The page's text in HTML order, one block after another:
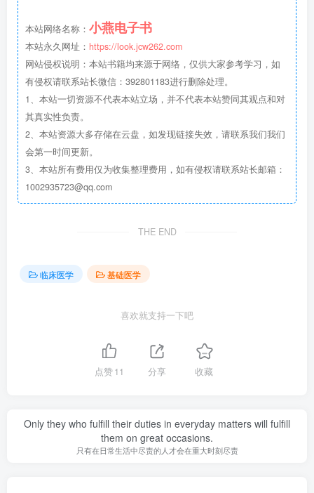
本站网络名称： 小燕电子书
本站永久网址： https://look.jcw262.com
网站侵权说明：本站书籍均来源于网络，仅供大家参考学习，如
有侵权请联系站长微信：392801183进行删除处理。
1、本站一切资源不代表本站立场，并不代表本站赞同其观点和对
其真实性负责。
2、本站资源大多存储在云盘，如发现链接失效，请联系我们我们
会第一时间更新。
3、本站所有费用仅为收集整理费用，如有侵权请联系站长邮箱：
1002935723@qq.com
THE END
临床医学 基础医学
喜欢就支持一下吧
点赞11 分享 收藏
Only they who fulfill their duties in everyday matters will fulfill
them on great occasions.
只有在日常生活中尽责的人才会在重大时刻尽责